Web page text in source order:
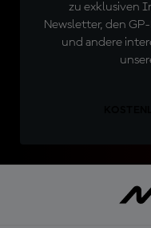
zu exklusiven
Newsletter, den
und andere